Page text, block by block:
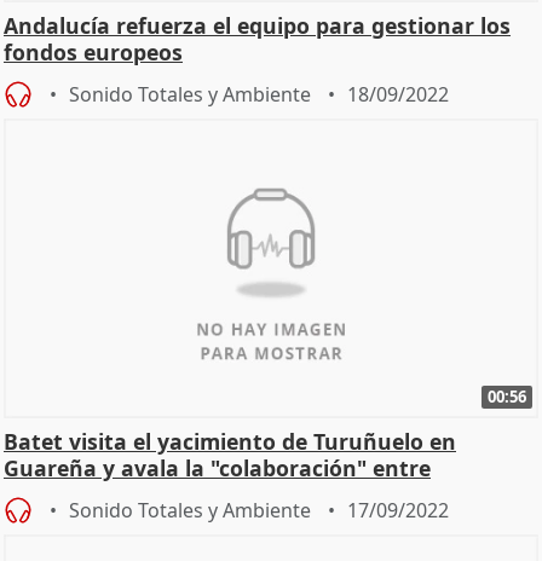
Andalucía refuerza el equipo para gestionar los
fondos europeos
Sonido Totales y Ambiente 18/09/2022
00:56
Batet visita el yacimiento de Turuñuelo en
Guareña y avala la "colaboración" entre
administraciones
Sonido Totales y Ambiente 17/09/2022